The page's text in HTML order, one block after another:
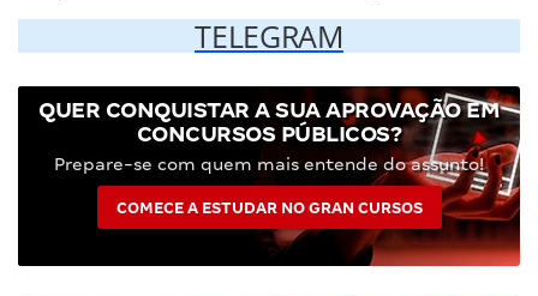
TELEGRAM
QUER CONQUISTAR A SUA APROVAÇÃO EM
CONCURSOS PÚBLICOS?
Prepare-se com quem mais entende do assunto!
COMECE A ESTUDAR NO GRAN CURSOS